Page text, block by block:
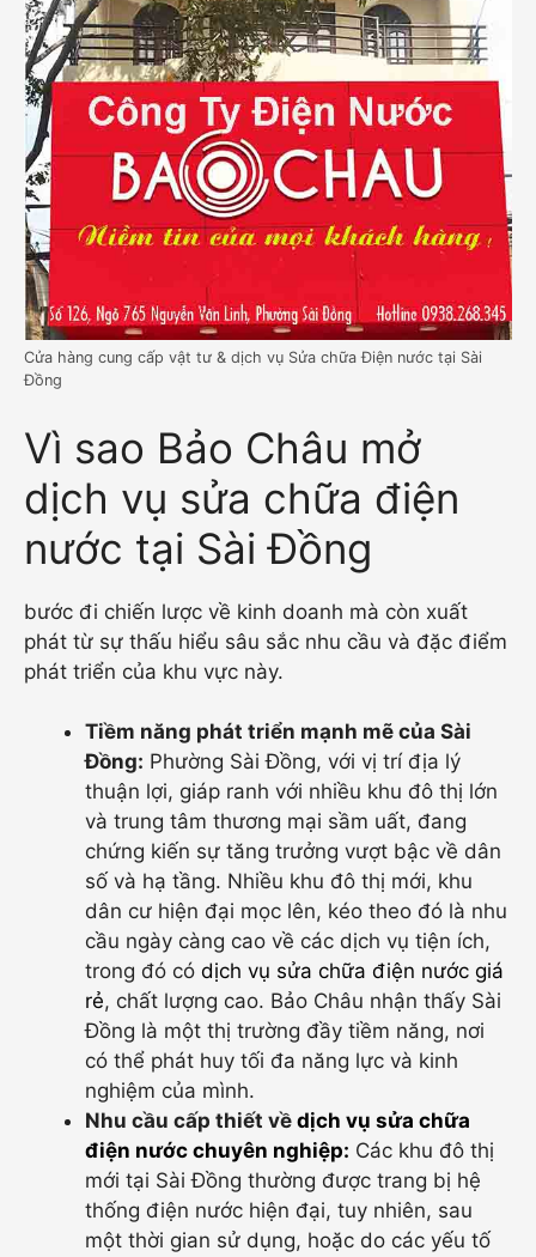
Cửa hàng cung cấp vật tư & dịch vụ Sửa chữa Điện nước tại Sài
Đồng
Vì sao Bảo Châu mở
dịch vụ sửa chữa điện
nước tại Sài Đồng
bước đi chiến lược về kinh doanh mà còn xuất
phát từ sự thấu hiểu sâu sắc nhu cầu và đặc điểm
phát triển của khu vực này.
Tiềm năng phát triển mạnh mẽ của Sài
Đồng: Phường Sài Đồng, với vị trí địa lý
thuận lợi, giáp ranh với nhiều khu đô thị lớn
và trung tâm thương mại sầm uất, đang
chứng kiến sự tăng trưởng vượt bậc về dân
số và hạ tầng. Nhiều khu đô thị mới, khu
dân cư hiện đại mọc lên, kéo theo đó là nhu
cầu ngày càng cao về các dịch vụ tiện ích,
trong đó có dịch vụ sửa chữa điện nước giá
rẻ, chất lượng cao. Bảo Châu nhận thấy Sài
Đồng là một thị trường đầy tiềm năng, nơi
có thể phát huy tối đa năng lực và kinh
nghiệm của mình.
Nhu cầu cấp thiết về dịch vụ sửa chữa
điện nước chuyên nghiệp: Các khu đô thị
mới tại Sài Đồng thường được trang bị hệ
thống điện nước hiện đại, tuy nhiên, sau
một thời gian sử dụng, hoặc do các yếu tố